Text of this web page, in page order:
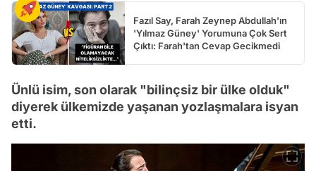
Fazıl Say, Farah Zeynep Abdullah'ın
'Yılmaz Güney' Yorumuna Çok Sert
Çıktı: Farah'tan Cevap Gecikmedi
Ünlü isim, son olarak "bilinçsiz bir ülke olduk"
diyerek ülkemizde yaşanan yozlaşmalara isyan
etti.